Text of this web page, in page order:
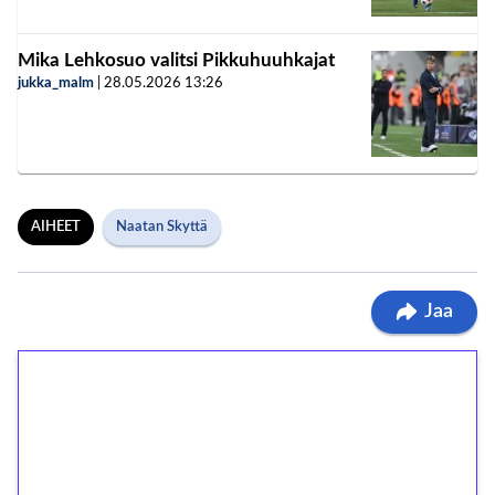
Mika Lehkosuo valitsi Pikkuhuuhkajat
jukka_malm 28.05.2026 13:26
AIHEET Naatan Skyttä
Jaa